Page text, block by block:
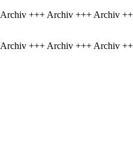
+++ Archiv +++ Archiv
+++ Archiv +++ Archiv